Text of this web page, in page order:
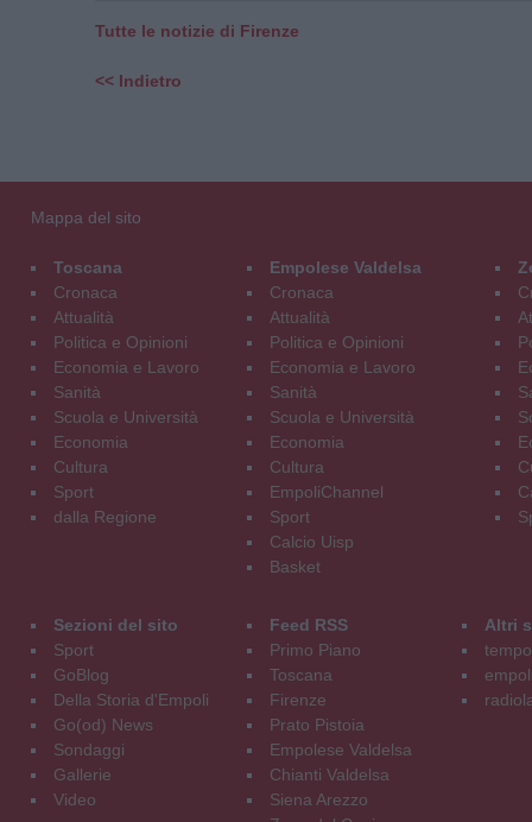
Tutte le notizie di Firenze
<< Indietro
Mappa del sito
Toscana
Cronaca
Attualità
Politica e Opinioni
Economia e Lavoro
Sanità
Scuola e Università
Economia
Cultura
Sport
dalla Regione
Empolese Valdelsa
Cronaca
Attualità
Politica e Opinioni
Economia e Lavoro
Sanità
Scuola e Università
Economia
Cultura
EmpoliChannel
Sport
Calcio Uisp
Basket
Sezioni del sito
Sport
GoBlog
Della Storia d'Empoli
Go(od) News
Sondaggi
Gallerie
Video
Feed RSS
Primo Piano
Toscana
Firenze
Prato Pistoia
Empolese Valdelsa
Chianti Valdelsa
Siena Arezzo
Altri